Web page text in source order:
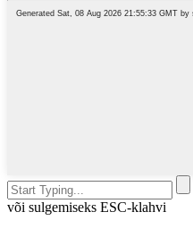
või sulgemiseks ESC-klahvi